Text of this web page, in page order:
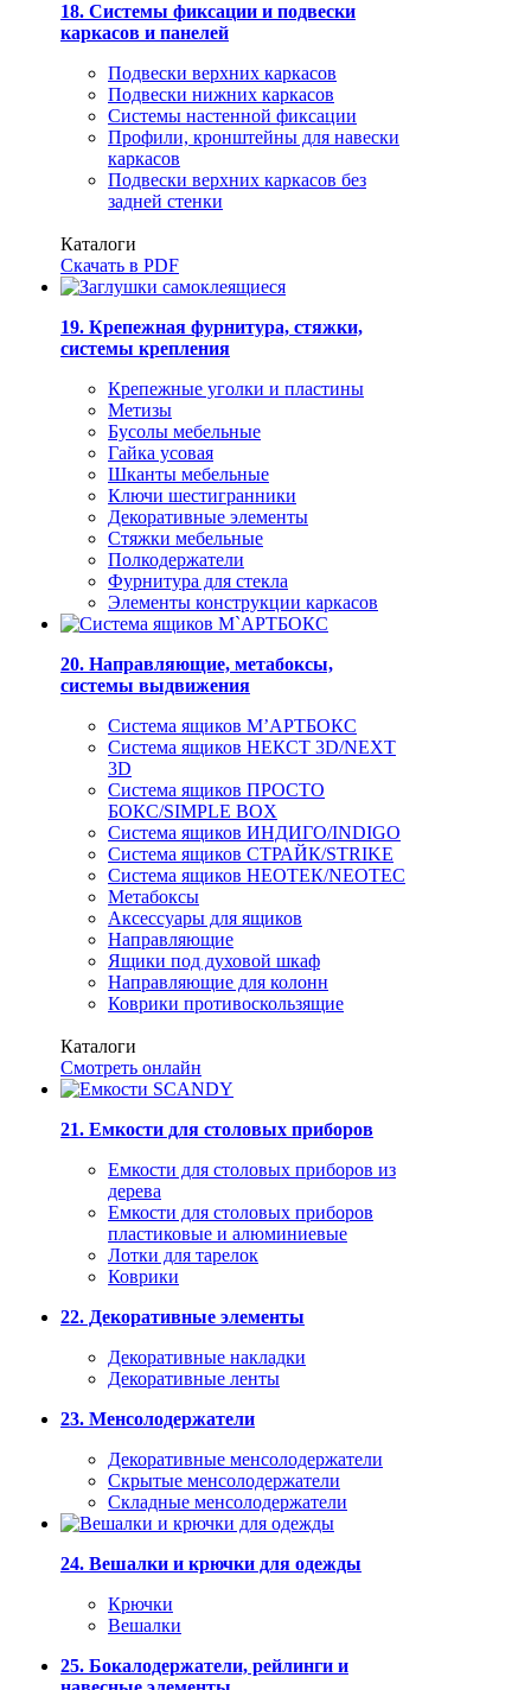
18. Системы фиксации и подвески
каркасов и панелей
Подвески верхних каркасов
Подвески нижних каркасов
Системы настенной фиксации
Профили, кронштейны для навески
каркасов
Подвески верхних каркасов без
задней стенки
Каталоги
Скачать в PDF
19. Крепежная фурнитура, стяжки,
системы крепления
Крепежные уголки и пластины
Метизы
Бусолы мебельные
Гайка усовая
Шканты мебельные
Ключи шестигранники
Декоративные элементы
Стяжки мебельные
Полкодержатели
Фурнитура для стекла
Элементы конструкции каркасов
20. Направляющие, метабоксы,
системы выдвижения
Система ящиков М’АРТБОКС
Система ящиков НЕКСТ 3D/NEXT
3D
Система ящиков ПРОСТО
БОКС/SIMPLE BOX
Система ящиков ИНДИГО/INDIGO
Система ящиков СТРАЙК/STRIKE
Система ящиков НЕОТЕК/NEOTEC
Метабоксы
Аксессуары для ящиков
Направляющие
Ящики под духовой шкаф
Направляющие для колонн
Коврики противоскользящие
Каталоги
Смотреть онлайн
21. Емкости для столовых приборов
Емкости для столовых приборов из
дерева
Емкости для столовых приборов
пластиковые и алюминиевые
Лотки для тарелок
Коврики
22. Декоративные элементы
Декоративные накладки
Декоративные ленты
23. Менсолодержатели
Декоративные менсолодержатели
Скрытые менсолодержатели
Складные менсолодержатели
24. Вешалки и крючки для одежды
Крючки
Вешалки
25. Бокалодержатели, рейлинги и